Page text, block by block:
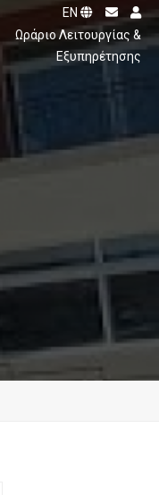
EN
Ωράριο Λειτουργίας &
Εξυπηρέτησης